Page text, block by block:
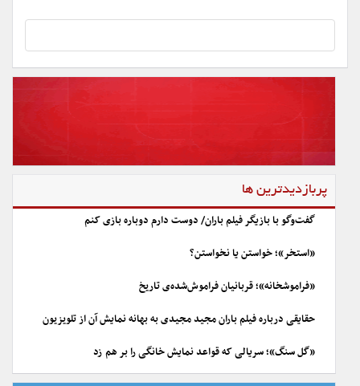
پربازدیدترین ها
گفت‌وگو با بازیگر فیلم باران/ دوست دارم دوباره بازی کنم
«استخر»؛ خواستن یا نخواستن؟
«فراموشخانه»؛ قربانیان فراموش‌شده‌ی تاریخ
حقایقی درباره فیلم باران مجید مجیدی به بهانه نمایش آن از تلویزیون
«گل سنگ»؛ سریالی که قواعد نمایش خانگی را بر هم زد